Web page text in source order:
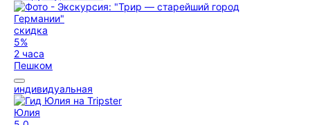
скидка
5%
2 часа
Пешком
индивидуальная
Юлия